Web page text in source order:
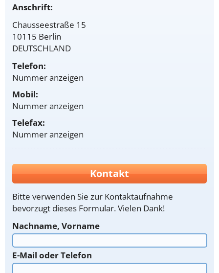
Anschrift:
Chausseestraße 15
10115 Berlin
DEUTSCHLAND
Telefon:
Nummer anzeigen
Mobil:
Nummer anzeigen
Telefax:
Nummer anzeigen
Kontakt
Bitte verwenden Sie zur Kontaktaufnahme
bevorzugt dieses Formular. Vielen Dank!
Nachname, Vorname
E-Mail oder Telefon